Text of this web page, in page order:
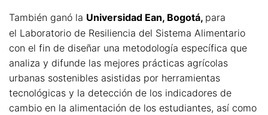
También ganó la Universidad Ean, Bogotá, para
el Laboratorio de Resiliencia del Sistema Alimentario
con el fin de diseñar una metodología específica que
analiza y difunde las mejores prácticas agrícolas
urbanas sostenibles asistidas por herramientas
tecnológicas y la detección de los indicadores de
cambio en la alimentación de los estudiantes, así como